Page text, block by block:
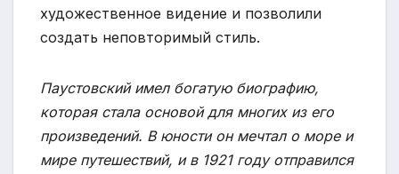
художественное видение и позволили
создать неповторимый стиль.
Паустовский имел богатую биографию,
которая стала основой для многих из его
произведений. В юности он мечтал о море и
мире путешествий, и в 1921 году отправился